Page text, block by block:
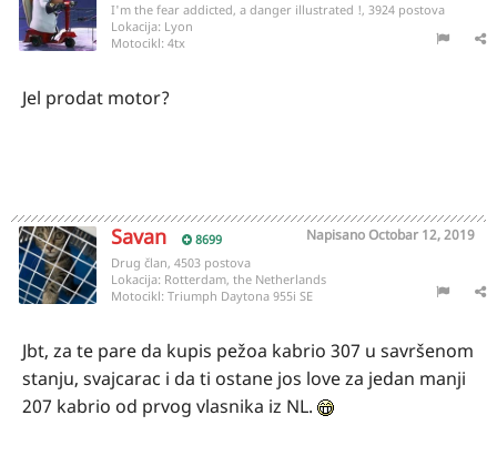
I'm the fear addicted, a danger illustrated !, 3924 postova
Lokacija: Lyon
Motocikl: 4tx
Jel prodat motor?
Savan 8699 NapisanoOctobar 12, 2019
Drug član, 4503 postova
Lokacija: Rotterdam, the Netherlands
Motocikl: Triumph Daytona 955i SE
Jbt, za te pare da kupis pežoa kabrio 307 u savršenom
stanju, svajcarac i da ti ostane jos love za jedan manji
207 kabrio od prvog vlasnika iz NL.